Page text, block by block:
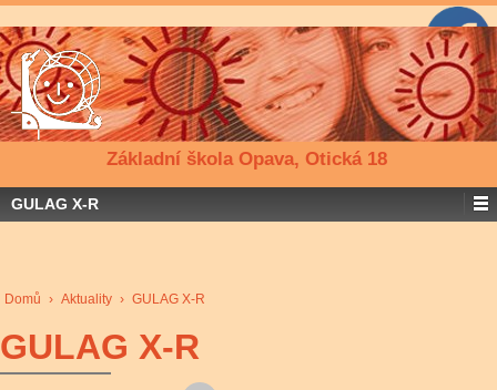
Základní škola Opava, Otická 18
GULAG X-R
Domů › Aktuality › GULAG X-R
GULAG X-R